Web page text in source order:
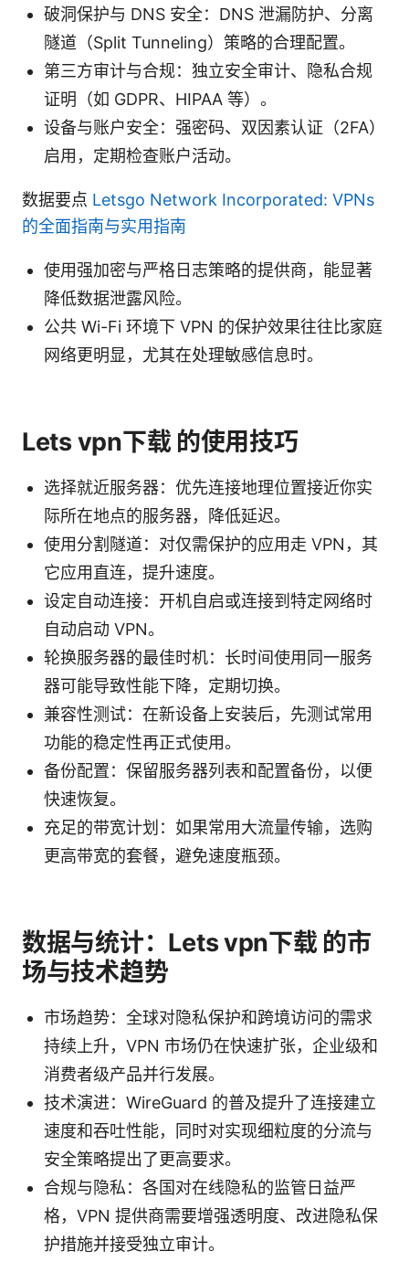
破洞保护与 DNS 安全：DNS 泄漏防护、分离
隧道（Split Tunneling）策略的合理配置。
第三方审计与合规：独立安全审计、隐私合规
证明（如 GDPR、HIPAA 等）。
设备与账户安全：强密码、双因素认证（2FA）
启用，定期检查账户活动。
数据要点 Letsgo Network Incorporated: VPNs
的全面指南与实用指南
使用强加密与严格日志策略的提供商，能显著
降低数据泄露风险。
公共 Wi-Fi 环境下 VPN 的保护效果往往比家庭
网络更明显，尤其在处理敏感信息时。
Lets vpn下载 的使用技巧
选择就近服务器：优先连接地理位置接近你实
际所在地点的服务器，降低延迟。
使用分割隧道：对仅需保护的应用走 VPN，其
它应用直连，提升速度。
设定自动连接：开机自启或连接到特定网络时
自动启动 VPN。
轮换服务器的最佳时机：长时间使用同一服务
器可能导致性能下降，定期切换。
兼容性测试：在新设备上安装后，先测试常用
功能的稳定性再正式使用。
备份配置：保留服务器列表和配置备份，以便
快速恢复。
充足的带宽计划：如果常用大流量传输，选购
更高带宽的套餐，避免速度瓶颈。
数据与统计：Lets vpn下载 的市
场与技术趋势
市场趋势：全球对隐私保护和跨境访问的需求
持续上升，VPN 市场仍在快速扩张，企业级和
消费者级产品并行发展。
技术演进：WireGuard 的普及提升了连接建立
速度和吞吐性能，同时对实现细粒度的分流与
安全策略提出了更高要求。
合规与隐私：各国对在线隐私的监管日益严
格，VPN 提供商需要增强透明度、改进隐私保
护措施并接受独立审计。